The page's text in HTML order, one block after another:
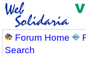
Forum Home
Search